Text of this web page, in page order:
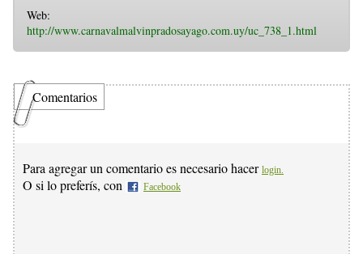
Web:
http://www.carnavalmalvinpradosayago.com.uy/uc_738_1.html
Comentarios
Para agregar un comentario es necesario hacer login.
O si lo preferís, con Facebook